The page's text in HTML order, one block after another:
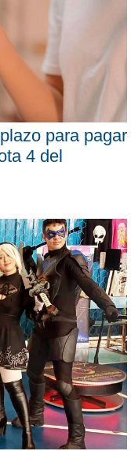
para pagar
4 del